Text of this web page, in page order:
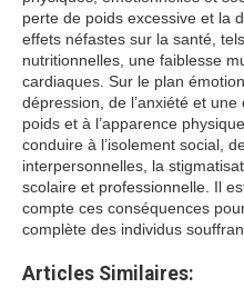
perte de poids excessive et la
effets néfastes sur la santé,
nutritionnelles, une faiblesse
cardiaques. Sur le plan
dépression, de l’anxiété et
poids et à l’apparence
conduire à l’isolement social,
interpersonnelles, la
scolaire et professionnelle. Il
compte ces conséquences
complète des individus
Articles Similaires: